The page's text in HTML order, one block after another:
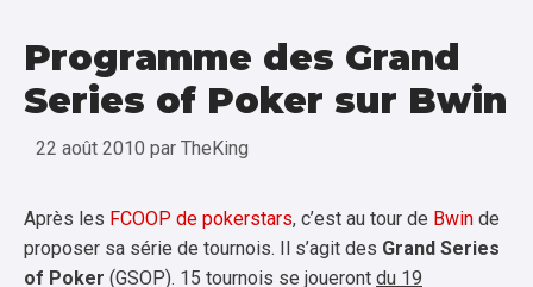
Programme des Grand
Series of Poker sur Bwin
22 août 2010 par TheKing
Après les FCOOP de pokerstars, c’est au tour de Bwin de
proposer sa série de tournois. Il s’agit des Grand Series
of Poker (GSOP). 15 tournois se joueront du 19